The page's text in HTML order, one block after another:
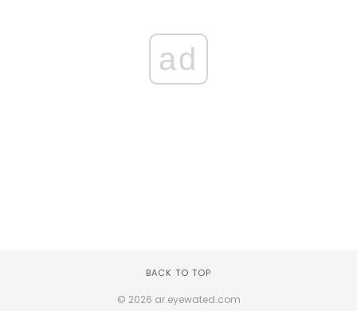
ad
BACK TO TOP
© 2026 ar.eyewated.com